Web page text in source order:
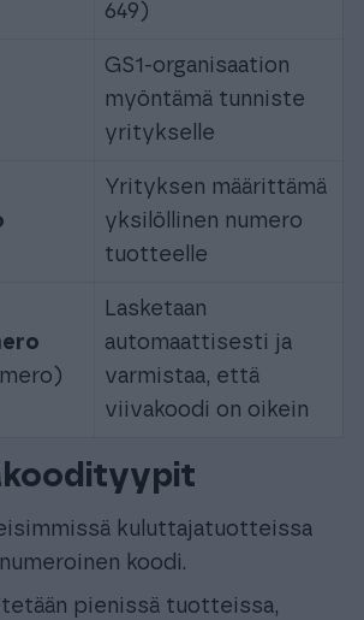
649)
GS1-organisaation
myöntämä tunniste
yritykselle
Yrityksen määrittämä
yksilöllinen numero
tuotteelle
Lasketaan
automaattisesti ja
varmistaa, että
viivakoodi on oikein
kuluttajatuotteissa
koodi.
pienissä tuotteissa,